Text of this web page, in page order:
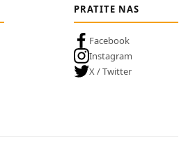
PRATITE NAS
Facebook
Instagram
X / Twitter